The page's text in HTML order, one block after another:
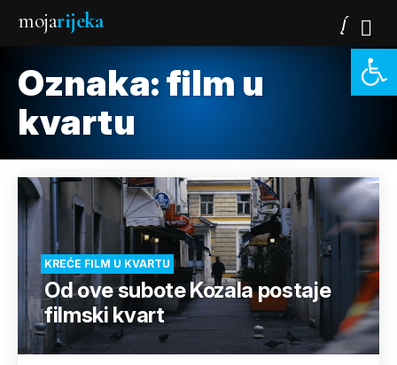
mojarijeka
Oznaka:film u
kvartu
KREĆE FILM U KVARTU
Od ove subote Kozala postaje
filmski kvart